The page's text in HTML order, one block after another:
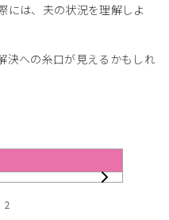
には、夫の状況を理解しよ
決への糸口が見えるかもしれ
2